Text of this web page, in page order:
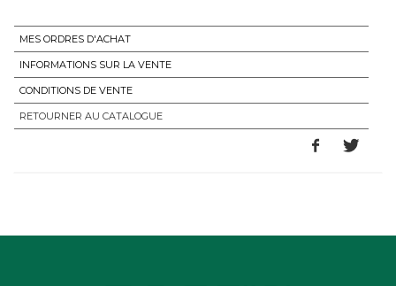
MES ORDRES D'ACHAT
INFORMATIONS SUR LA VENTE
CONDITIONS DE VENTE
RETOURNER AU CATALOGUE